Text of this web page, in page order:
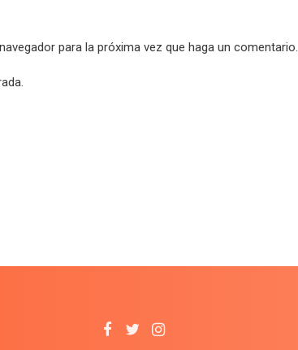
para la próxima vez que haga un comentario.